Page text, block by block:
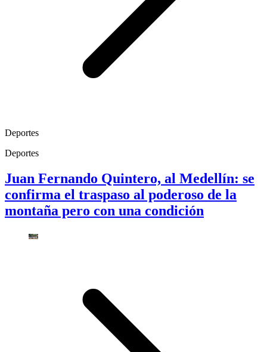
Deportes
Deportes
Juan Fernando Quintero, al Medellín: se
confirma el traspaso al poderoso de la
montaña pero con una condición